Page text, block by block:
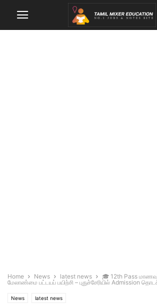
Home News latest news
🎓 12th Pass
மேலாண்மை பட்டயப் பயிற்சி – புதுச்சேரியில் Admission
News latest news